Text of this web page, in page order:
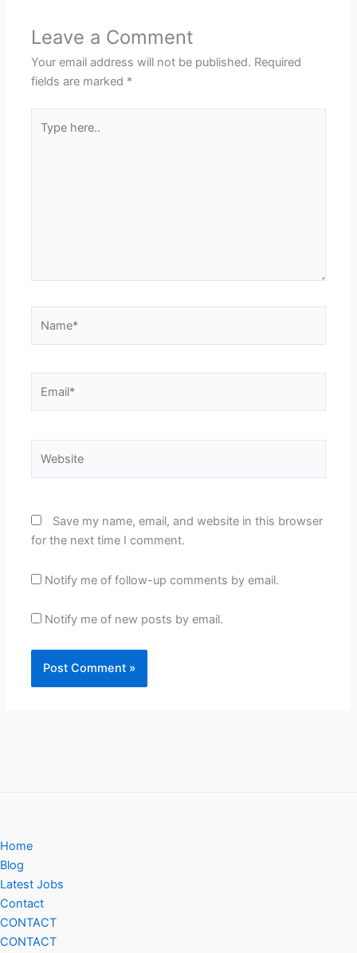
Leave a Comment
Your email address will not be published. Required
fields are marked *
here..
Save my name, email, and website in this browser
for the next time I comment.
Notify me of follow-up comments by email.
Notify me of new posts by email.
Home
Blog
Latest Jobs
Contact
CONTACT
CONTACT